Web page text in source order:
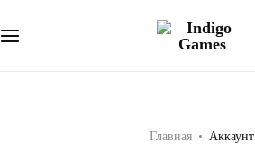
Главная Аккаунт